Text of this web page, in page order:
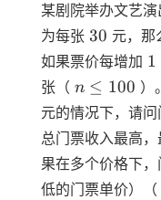
某剧院举办文艺
为每张 30
30 元，那
如果票价每增加 1
1
张（ n
\le
100
n ≤ 100 ）
元的情况下，请
总门票收入最高
果在多个价格下
低的门票单价）（